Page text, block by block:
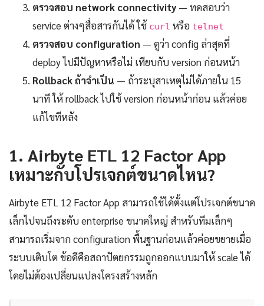
ตรวจสอบ network connectivity — ทดสอบว่า
service ต่างๆสื่อสารกันได้ ใช้ curl หรือ telnet
ตรวจสอบ configuration — ดูว่า config ล่าสุดที่
deploy ไปมีปัญหาหรือไม่ เทียบกับ version ก่อนหน้า
Rollback ถ้าจำเป็น — ถ้าระบุสาเหตุไม่ได้ภายใน 15
นาที ให้ rollback ไปใช้ version ก่อนหน้าก่อน แล้วค่อย
แก้ไขทีหลัง
1. Airbyte ETL 12 Factor App
เหมาะกับโปรเจกต์ขนาดไหน?
Airbyte ETL 12 Factor App สามารถใช้ได้ตั้งแต่โปรเจกต์ขนาด
เล็กไปจนถึงระดับ enterprise ขนาดใหญ่ สำหรับทีมเล็กๆ
สามารถเริ่มจาก configuration พื้นฐานก่อนแล้วค่อยขยายเมื่อ
ระบบเติบโต ข้อดีคือสถาปัตยกรรมถูกออกแบบมาให้ scale ได้
โดยไม่ต้องเปลี่ยนแปลงโครงสร้างหลัก